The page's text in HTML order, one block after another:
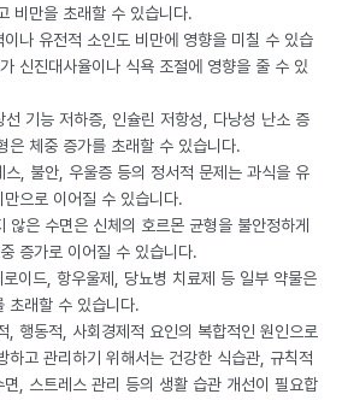
비만을 초래할 수 있습니다.
나 유전적 소인도 비만에 영향을 미칠 수 있습
신진대사율이나 식욕 조절에 영향을 줄 수 있
기능 저하증, 인슐린 저항성, 다낭성 난소 증
은 체중 증가를 초래할 수 있습니다.
, 불안, 우울증 등의 정서적 문제는 과식을 유
으로 이어질 수 있습니다.
은 수면은 신체의 호르몬 균형을 불안정하게
증가로 이어질 수 있습니다.
이드, 항우울제, 당뇨병 치료제 등 일부 약물은
초래할 수 있습니다.
, 행동적, 사회경제적 요인의 복합적인 원인으로
하고 관리하기 위해서는 건강한 식습관, 규칙적
, 스트레스 관리 등의 생활 습관 개선이 필요합